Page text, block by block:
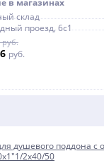
в магазинах
склад
проезд, 6с1
руб.
руб.
душевого поддона с
2х40/50